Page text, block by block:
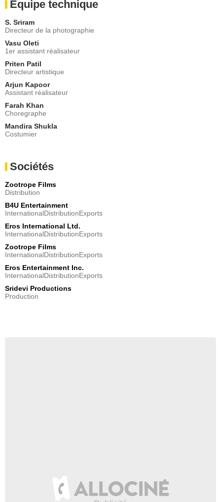
Equipe technique
S. Sriram
Directeur de la photographie
Vasu Oleti
1er assistant réalisateur
Priten Patil
Directeur artistique
Arjun Kapoor
Assistant réalisateur
Farah Khan
Choregraphe
Mandira Shukla
Costumier
Sociétés
Zootrope Films
Distribution
B4U Entertainment
InternationalDistributionExports
Eros International Ltd.
InternationalDistributionExports
Zootrope Films
InternationalDistributionExports
Eros Entertainment Inc.
InternationalDistributionExports
Sridevi Productions
Production